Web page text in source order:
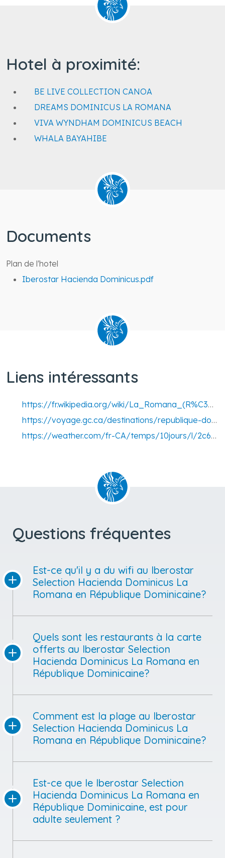
Hotel à proximité:
BE LIVE COLLECTION CANOA
DREAMS DOMINICUS LA ROMANA
VIVA WYNDHAM DOMINICUS BEACH
WHALA BAYAHIBE
Documents
Plan de l'hotel
Iberostar Hacienda Dominicus.pdf
Liens intéressants
https://fr.wikipedia.org/wiki/La_Romana_(R%C3%A9publique_dominicaine)
https://voyage.gc.ca/destinations/republique-dominicaine
https://weather.com/fr-CA/temps/10jours/l/2c6af339a4b1cdb9a05c4313a6cc38a79b4307ba9ffa4bb14efbf2373cfdbf23
Questions fréquentes
Est-ce qu'il y a du wifi au Iberostar
Selection Hacienda Dominicus La
Romana en République Dominicaine?
Quels sont les restaurants à la carte
offerts au Iberostar Selection
Hacienda Dominicus La Romana en
République Dominicaine?
Comment est la plage au Iberostar
Selection Hacienda Dominicus La
Romana en République Dominicaine?
Est-ce que le Iberostar Selection
Hacienda Dominicus La Romana en
République Dominicaine, est pour
adulte seulement ?